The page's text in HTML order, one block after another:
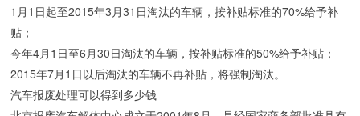
1月1日起至2015年3月31日淘汰的车辆，按补贴标准的70%给予补
贴；
今年4月1日至6月30日淘汰的车辆，按补贴标准的50%给予补贴；
2015年7月1日以后淘汰的车辆不再补贴，将强制淘汰。
汽车报废处理可以得到多少钱